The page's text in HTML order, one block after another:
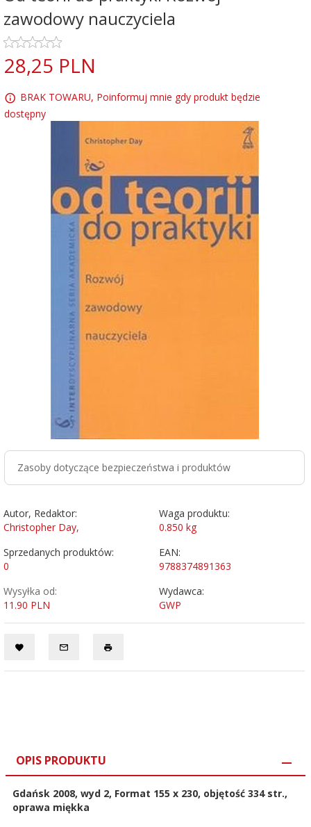
zawodowy nauczyciela
28,25 PLN
BRAK TOWARU, Poinformuj mnie gdy produkt będzie
dostępny
Zasoby dotyczące bezpieczeństwa i produktów
Autor, Redaktor:
Christopher Day,
Waga produktu:
0.850 kg
Sprzedanych produktów:
0
EAN:
9788374891363
Wysyłka od:
11.90 PLN
Wydawca:
GWP
OPIS PRODUKTU
Gdańsk 2008, wyd 2, Format 155 x 230, objętość 334 str.,
oprawa miękka